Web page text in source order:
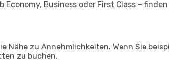
Business oder First Class –
Nähe zu Annehmlichkeiten. Wenn Sie
zu buchen.